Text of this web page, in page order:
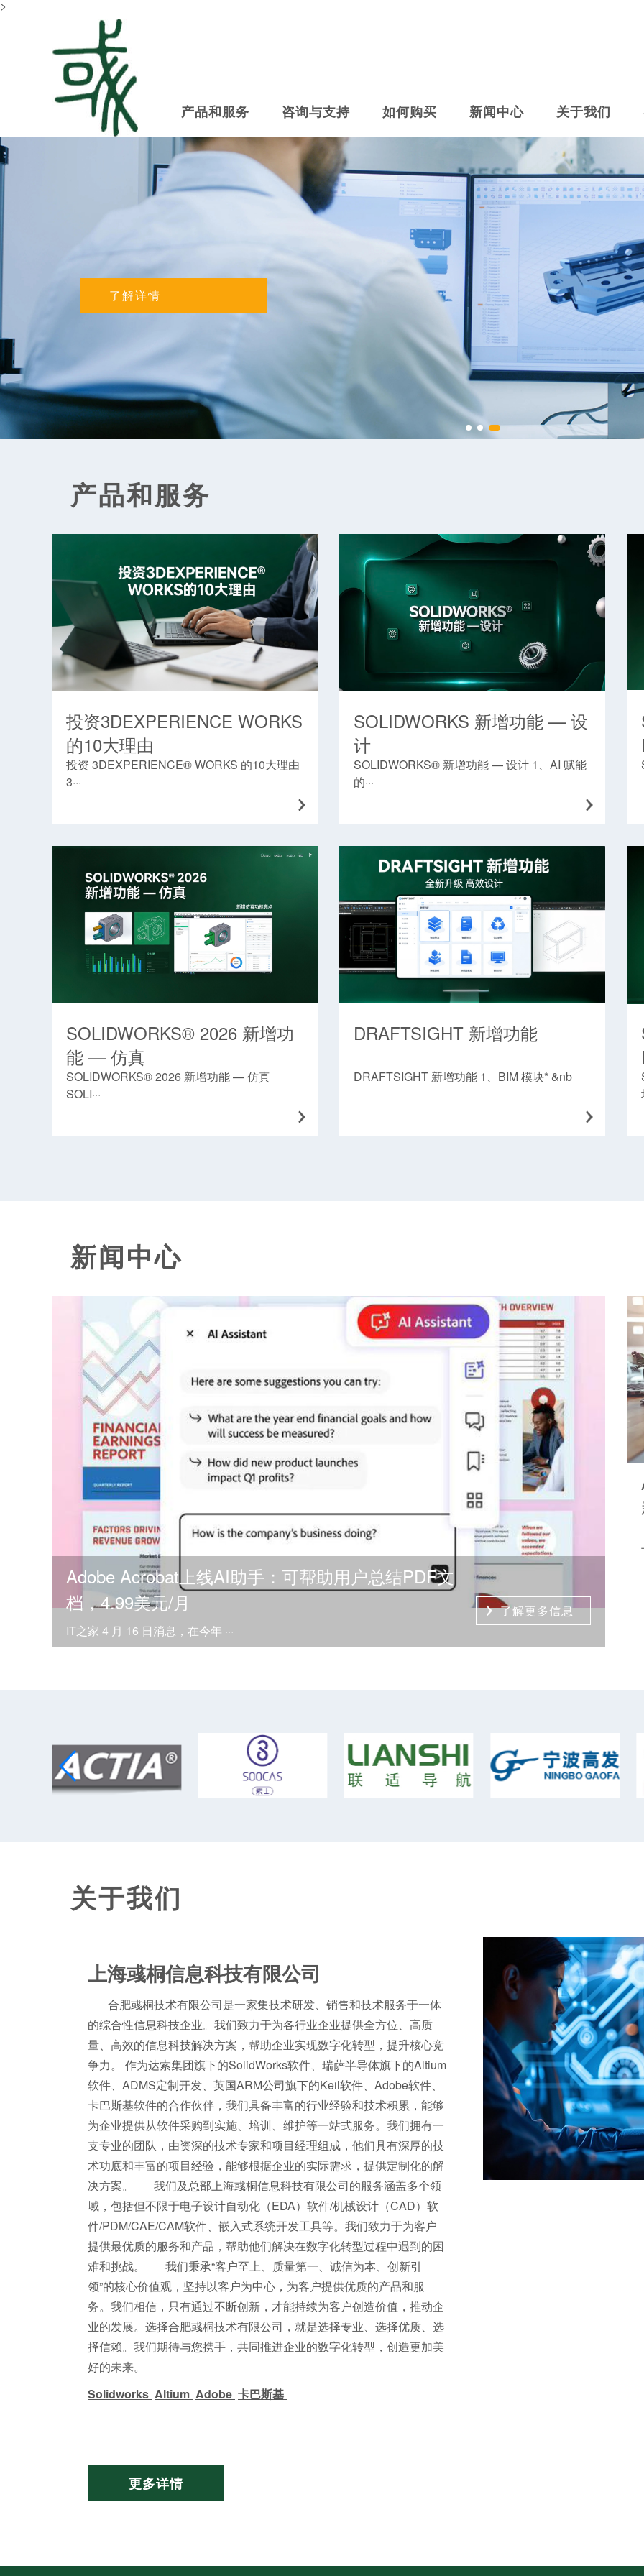
>
产品和服务 咨询与支持 如何购买 新闻中心 关于我们
了解详情
产品和服务
投资3DEXPERIENCE WORKS
的10大理由
投资 3DEXPERIENCE® WORKS 的10大理由
3···
SOLIDWORKS 新增功能 — 设
计
SOLIDWORKS® 新增功能 — 设计 1、AI 赋能
的···
SOLIDWORKS® 2026 新增功
能 — 仿真
SOLIDWORKS® 2026 新增功能 — 仿真
SOLI···
DRAFTSIGHT 新增功能
DRAFTSIGHT 新增功能 1、BIM 模块* &nb
新闻中心
Adobe Acrobat上线AI助手：可帮助用户总结PDF文
档，4.99美元/月
IT之家 4 月 16 日消息，在今年 ···
了解更多信息
关于我们
上海彧桐信息科技有限公司
合肥彧桐技术有限公司是一家集技术研发、销售和技术服务于一体
的综合性信息科技企业。我们致力于为各行业企业提供全方位、高质
量、高效的信息科技解决方案，帮助企业实现数字化转型，提升核心竞
争力。 作为达索集团旗下的SolidWorks软件、瑞萨半导体旗下的Altium
软件、ADMS定制开发、英国ARM公司旗下的Keil软件、Adobe软件、
卡巴斯基软件的合作伙伴，我们具备丰富的行业经验和技术积累，能够
为企业提供从软件采购到实施、培训、维护等一站式服务。我们拥有一
支专业的团队，由资深的技术专家和项目经理组成，他们具有深厚的技
术功底和丰富的项目经验，能够根据企业的实际需求，提供定制化的解
决方案。 我们及总部上海彧桐信息科技有限公司的服务涵盖多个领
域，包括但不限于电子设计自动化（EDA）软件/机械设计（CAD）软
件/PDM/CAE/CAM软件、嵌入式系统开发工具等。我们致力于为客户
提供最优质的服务和产品，帮助他们解决在数字化转型过程中遇到的困
难和挑战。 我们秉承“客户至上、质量第一、诚信为本、创新引
领”的核心价值观，坚持以客户为中心，为客户提供优质的产品和服
务。我们相信，只有通过不断创新，才能持续为客户创造价值，推动企
业的发展。选择合肥彧桐技术有限公司，就是选择专业、选择优质、选
择信赖。我们期待与您携手，共同推进企业的数字化转型，创造更加美
好的未来。
Solidworks Altium Adobe 卡巴斯基
更多详情